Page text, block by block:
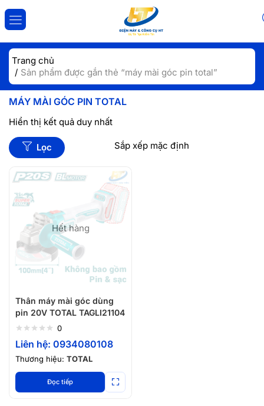
Nhập tài khoản và mật khẩu để đăng nhập.
Đăng Nhập
Quên mật khẩu?
Trang chủ
Sản phẩm được gắn thẻ “máy mài góc pin total”
MÁY MÀI GÓC PIN TOTAL
Hiển thị kết quả duy nhất
Lọc
Hết hàng
Thân máy mài góc dùng
pin 20V TOTAL TAGLI21104
0
Liên hệ: 0934080108
Thương hiệu: TOTAL
Đọc tiếp